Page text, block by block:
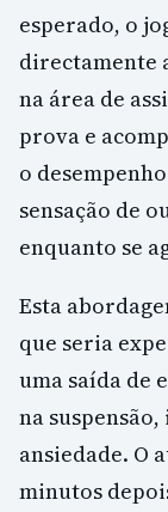
esperado, o
directamente
na área de
prova e
o
sensação de
enquanto se
Esta
que seria
uma saída de
na
ansiedade. O
minutos